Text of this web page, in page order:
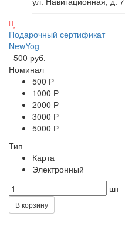
Подарочный сертификат
NewYog
500 руб.
Номинал
500 Р
1000 Р
2000 Р
3000 Р
5000 Р
Тип
Карта
Электронный
шт
В корзину